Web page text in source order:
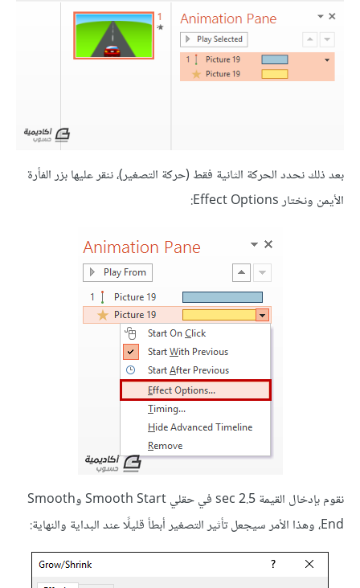
بعد ذلك نحدد الحركة الثانية فقط (حركة التصغير)، ننقر عليها بزر الفأرة
الأيمن ونختار Effect Options:
نقوم بإدخال القيمة 2.5 sec في حقلي Smooth Start وSmooth
End، وهذا الأمر سيجعل تأثير التصغير أبطأ قليلًا عند البداية والنهاية: